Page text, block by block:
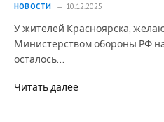
НОВОСТИ 10.12.2025
У жителей Красноярска,
Министерством обороны РФ на
осталось…
Читать далее